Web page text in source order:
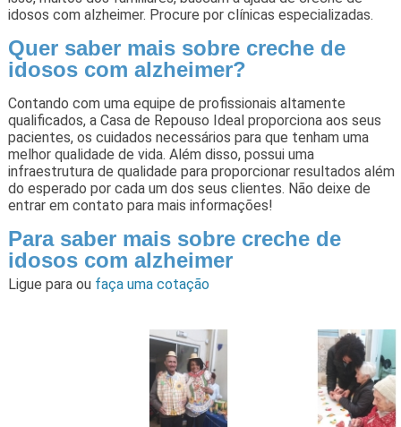
idosos com alzheimer. Procure por clínicas especializadas.
Quer saber mais sobre creche de
idosos com alzheimer?
Contando com uma equipe de profissionais altamente
qualificados, a Casa de Repouso Ideal proporciona aos seus
pacientes, os cuidados necessários para que tenham uma
melhor qualidade de vida. Além disso, possui uma
infraestrutura de qualidade para proporcionar resultados além
do esperado por cada um dos seus clientes. Não deixe de
entrar em contato para mais informações!
Para saber mais sobre creche de
idosos com alzheimer
Ligue para ou faça uma cotação